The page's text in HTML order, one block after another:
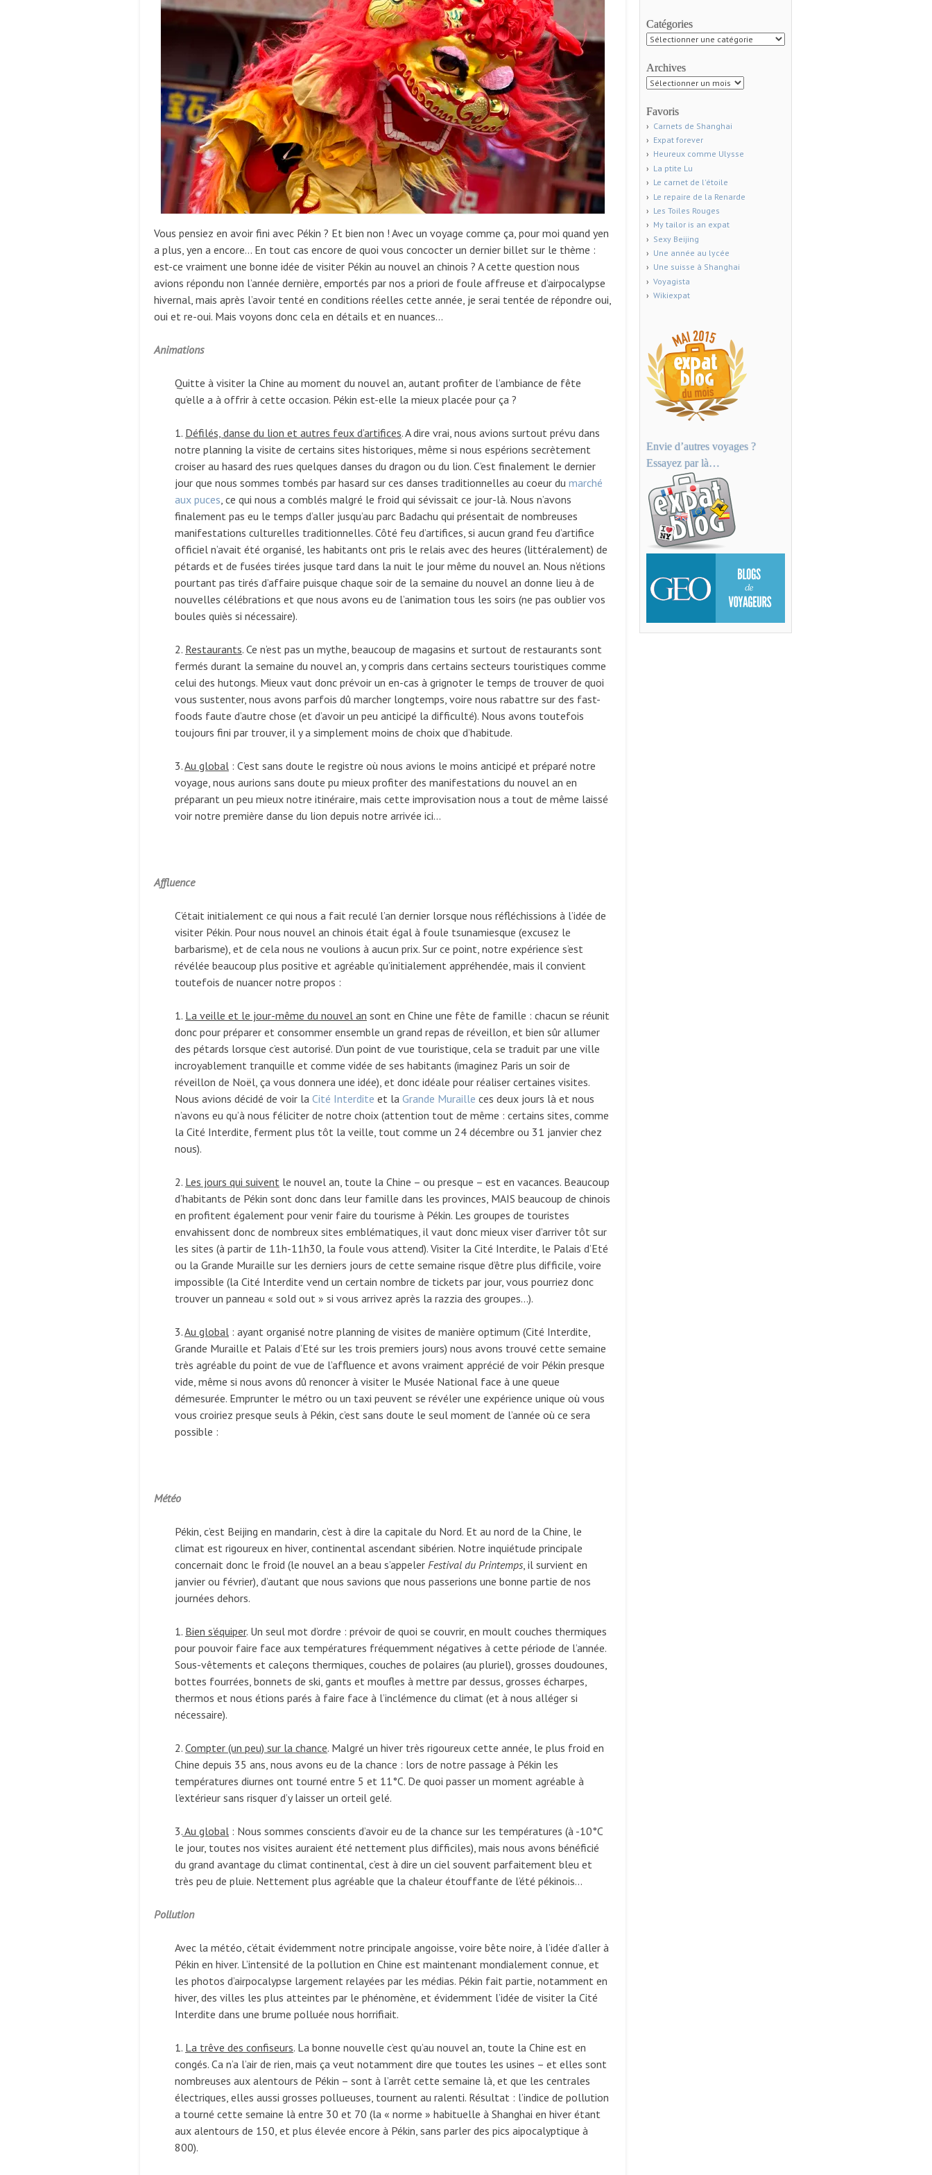
Vous pensiez en avoir fini avec Pékin ? Et bien non ! Avec un voyage comme ça, pour moi quand yen
a plus, yen a encore… En tout cas encore de quoi vous concocter un dernier billet sur le thème :
est-ce vraiment une bonne idée de visiter Pékin au nouvel an chinois ? A cette question nous
avions répondu non l’année dernière, emportés par nos a priori de foule affreuse et d’airpocalypse
hivernal, mais après l’avoir tenté en conditions réelles cette année, je serai tentée de répondre oui,
oui et re-oui. Mais voyons donc cela en détails et en nuances…
Animations
Quitte à visiter la Chine au moment du nouvel an, autant profiter de l’ambiance de fête
qu’elle a à offrir à cette occasion. Pékin est-elle la mieux placée pour ça ?
1. Défilés, danse du lion et autres feux d’artifices. A dire vrai, nous avions surtout prévu dans
notre planning la visite de certains sites historiques, même si nous espérions secrètement
croiser au hasard des rues quelques danses du dragon ou du lion. C’est finalement le dernier
jour que nous sommes tombés par hasard sur ces danses traditionnelles au coeur du marché
aux puces, ce qui nous a comblés malgré le froid qui sévissait ce jour-là. Nous n’avons
finalement pas eu le temps d’aller jusqu’au parc Badachu qui présentait de nombreuses
manifestations culturelles traditionnelles. Côté feu d’artifices, si aucun grand feu d’artifice
officiel n’avait été organisé, les habitants ont pris le relais avec des heures (littéralement) de
pétards et de fusées tirées jusque tard dans la nuit le jour même du nouvel an. Nous n’étions
pourtant pas tirés d’affaire puisque chaque soir de la semaine du nouvel an donne lieu à de
nouvelles célébrations et que nous avons eu de l’animation tous les soirs (ne pas oublier vos
boules quiès si nécessaire).
2. Restaurants. Ce n’est pas un mythe, beaucoup de magasins et surtout de restaurants sont
fermés durant la semaine du nouvel an, y compris dans certains secteurs touristiques comme
celui des hutongs. Mieux vaut donc prévoir un en-cas à grignoter le temps de trouver de quoi
vous sustenter, nous avons parfois dû marcher longtemps, voire nous rabattre sur des fast-
foods faute d’autre chose (et d’avoir un peu anticipé la difficulté). Nous avons toutefois
toujours fini par trouver, il y a simplement moins de choix que d’habitude.
3.Au global : C’est sans doute le registre où nous avions le moins anticipé et préparé notre
voyage, nous aurions sans doute pu mieux profiter des manifestations du nouvel an en
préparant un peu mieux notre itinéraire, mais cette improvisation nous a tout de même laissé
voir notre première danse du lion depuis notre arrivée ici…
Affluence
C’était initialement ce qui nous a fait reculé l’an dernier lorsque nous réfléchissions à l’idée de
visiter Pékin. Pour nous nouvel an chinois était égal à foule tsunamiesque (excusez le
barbarisme), et de cela nous ne voulions à aucun prix. Sur ce point, notre expérience s’est
révélée beaucoup plus positive et agréable qu’initialement appréhendée, mais il convient
toutefois de nuancer notre propos :
1. La veille et le jour-même du nouvel an sont en Chine une fête de famille : chacun se réunit
donc pour préparer et consommer ensemble un grand repas de réveillon, et bien sûr allumer
des pétards lorsque c’est autorisé. D’un point de vue touristique, cela se traduit par une ville
incroyablement tranquille et comme vidée de ses habitants (imaginez Paris un soir de
réveillon de Noël, ça vous donnera une idée), et donc idéale pour réaliser certaines visites.
Nous avions décidé de voir la Cité Interdite et la Grande Muraille ces deux jours là et nous
n’avons eu qu’à nous féliciter de notre choix (attention tout de même : certains sites, comme
la Cité Interdite, ferment plus tôt la veille, tout comme un 24 décembre ou 31 janvier chez
nous).
2. Les jours qui suivent le nouvel an, toute la Chine – ou presque – est en vacances. Beaucoup
d’habitants de Pékin sont donc dans leur famille dans les provinces, MAIS beaucoup de chinois
en profitent également pour venir faire du tourisme à Pékin. Les groupes de touristes
envahissent donc de nombreux sites emblématiques, il vaut donc mieux viser d’arriver tôt sur
les sites (à partir de 11h-11h30, la foule vous attend). Visiter la Cité Interdite, le Palais d’Eté
ou la Grande Muraille sur les derniers jours de cette semaine risque d’être plus difficile, voire
impossible (la Cité Interdite vend un certain nombre de tickets par jour, vous pourriez donc
trouver un panneau « sold out » si vous arrivez après la razzia des groupes…).
3.Au global : ayant organisé notre planning de visites de manière optimum (Cité Interdite,
Grande Muraille et Palais d’Eté sur les trois premiers jours) nous avons trouvé cette semaine
très agréable du point de vue de l’affluence et avons vraiment apprécié de voir Pékin presque
vide, même si nous avons dû renoncer à visiter le Musée National face à une queue
démesurée. Emprunter le métro ou un taxi peuvent se révéler une expérience unique où vous
vous croiriez presque seuls à Pékin, c’est sans doute le seul moment de l’année où ce sera
possible :
Météo
Pékin, c’est Beijing en mandarin, c’est à dire la capitale du Nord. Et au nord de la Chine, le
climat est rigoureux en hiver, continental ascendant sibérien. Notre inquiétude principale
concernait donc le froid (le nouvel an a beau s’appeler Festival du Printemps, il survient en
janvier ou février), d’autant que nous savions que nous passerions une bonne partie de nos
journées dehors.
1. Bien s’équiper. Un seul mot d’ordre : prévoir de quoi se couvrir, en moult couches thermiques
pour pouvoir faire face aux températures fréquemment négatives à cette période de l’année.
Sous-vêtements et caleçons thermiques, couches de polaires (au pluriel), grosses doudounes,
bottes fourrées, bonnets de ski, gants et moufles à mettre par dessus, grosses écharpes,
thermos et nous étions parés à faire face à l’inclémence du climat (et à nous alléger si
nécessaire).
2. Compter (un peu) sur la chance. Malgré un hiver très rigoureux cette année, le plus froid en
Chine depuis 35 ans, nous avons eu de la chance : lors de notre passage à Pékin les
températures diurnes ont tourné entre 5 et 11°C. De quoi passer un moment agréable à
l’extérieur sans risquer d’y laisser un orteil gelé.
3.Au global : Nous sommes conscients d’avoir eu de la chance sur les températures (à -10°C
le jour, toutes nos visites auraient été nettement plus difficiles), mais nous avons bénéficié
du grand avantage du climat continental, c’est à dire un ciel souvent parfaitement bleu et
très peu de pluie. Nettement plus agréable que la chaleur étouffante de l’été pékinois…
Pollution
Avec la météo, c’était évidemment notre principale angoisse, voire bête noire, à l’idée d’aller à
Pékin en hiver. L’intensité de la pollution en Chine est maintenant mondialement connue, et
les photos d’airpocalypse largement relayées par les médias. Pékin fait partie, notamment en
hiver, des villes les plus atteintes par le phénomène, et évidemment l’idée de visiter la Cité
Interdite dans une brume polluée nous horrifiait.
1. La trêve des confiseurs. La bonne nouvelle c’est qu’au nouvel an, toute la Chine est en
congés. Ca n’a l’air de rien, mais ça veut notamment dire que toutes les usines – et elles sont
nombreuses aux alentours de Pékin – sont à l’arrêt cette semaine là, et que les centrales
électriques, elles aussi grosses pollueuses, tournent au ralenti. Résultat : l’indice de pollution
a tourné cette semaine là entre 30 et 70 (la « norme » habituelle à Shanghai en hiver étant
aux alentours de 150, et plus élevée encore à Pékin, sans parler des pics aipocalyptique à
800).
Catégories
Catégories
Archives
Archives
Favoris
Carnets de Shanghai
Expat forever
Heureux comme Ulysse
La ptite Lu
Le carnet de l'étoile
Le repaire de la Renarde
Les Toiles Rouges
My tailor is an expat
Sexy Beijing
Une année au lycée
Une suisse à Shanghai
Voyagista
Wikiexpat
Envie d’autres voyages ?
Essayez par là…